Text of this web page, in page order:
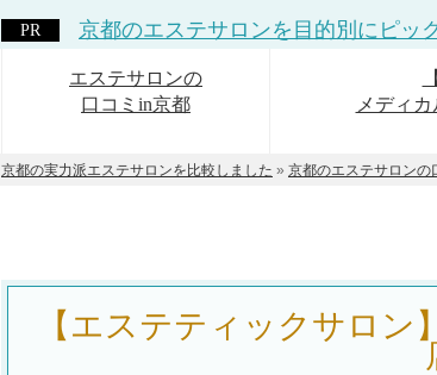
京都のエステサロンを 目的別にピッ
エステサロンの
口コミin京都
メディ
京都の実力派エステサロンを比較しました » 京都のエステサロンの
【エステティックサロン